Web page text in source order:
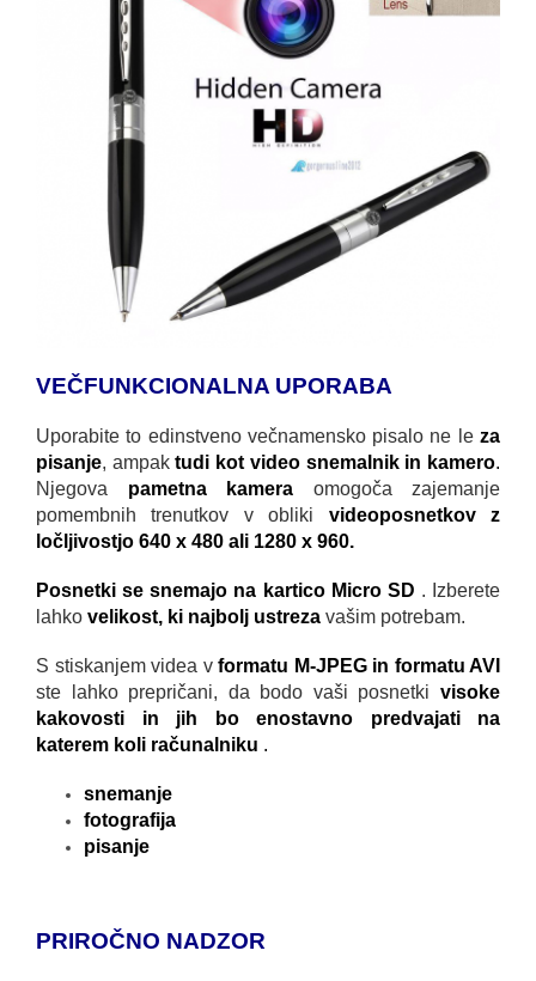
VEČFUNKCIONALNA UPORABA
Uporabite to edinstveno večnamensko pisalo ne le za
pisanje, ampaktudi kot video snemalnik in kamero.
Njegova pametna kamera omogoča zajemanje
pomembnih trenutkov v obliki videoposnetkov z
ločljivostjo 640 x 480 ali 1280 x 960.
Posnetki se snemajo na kartico Micro SD . Izberete
lahko velikost, ki najbolj ustreza vašim potrebam.
S stiskanjem videa v formatu M-JPEG in formatu AVI
ste lahko prepričani, da bodo vaši posnetki visoke
kakovosti in jih bo enostavno predvajati na
katerem koli računalniku .
snemanje
fotografija
pisanje
PRIROČNO NADZOR